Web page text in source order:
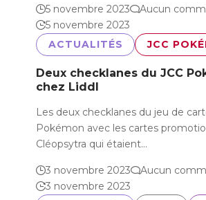
5 novembre 2023
Aucun
5 novembre 2023
ACTUALITÉS
JCC
Deux checklanes du JCC
chez Liddl
Les deux checklanes du jeu de
Pokémon avec les cartes
Cléopsytra qui étaient…
3 novembre 2023
Aucun
3 novembre 2023